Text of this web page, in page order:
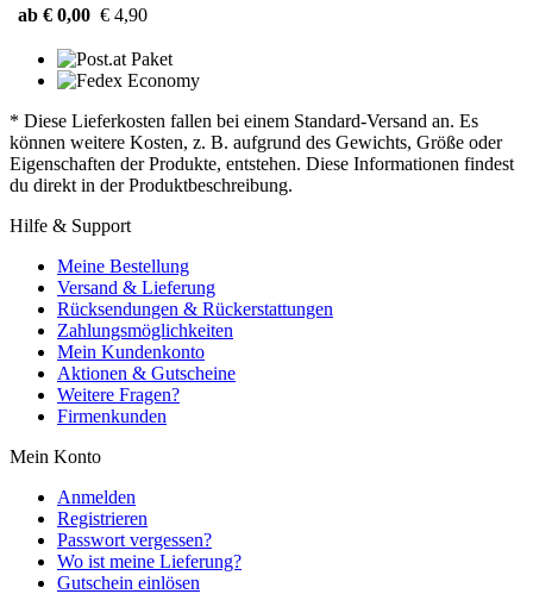
ab € 0,00 € 4,90
* Diese Lieferkosten fallen bei einem Standard-Versand an. Es
können weitere Kosten, z. B. aufgrund des Gewichts, Größe oder
Eigenschaften der Produkte, entstehen. Diese Informationen findest
du direkt in der Produktbeschreibung.
Hilfe & Support
Meine Bestellung
Versand & Lieferung
Rücksendungen & Rückerstattungen
Zahlungsmöglichkeiten
Mein Kundenkonto
Aktionen & Gutscheine
Weitere Fragen?
Firmenkunden
Mein Konto
Anmelden
Registrieren
Passwort vergessen?
Wo ist meine Lieferung?
Gutschein einlösen